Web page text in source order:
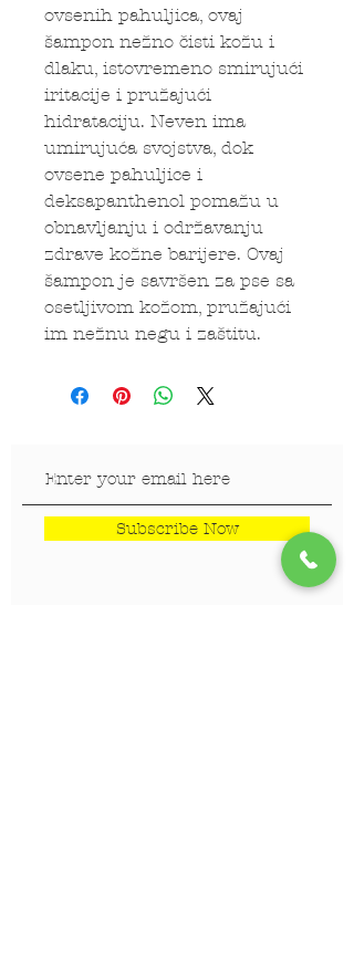
ovsenih pahuljica, ovaj
šampon nežno čisti kožu i
dlaku, istovremeno smirujući
iritacije i pružajući
hidrataciju. Neven ima
umirujuća svojstva, dok
ovsene pahuljice i
deksapanthenol pomažu u
obnavljanju i održavanju
zdrave kožne barijere. Ovaj
šampon je savršen za pse sa
osetljivom kožom, pružajući
im nežnu negu i zaštitu.
Subscribe Now